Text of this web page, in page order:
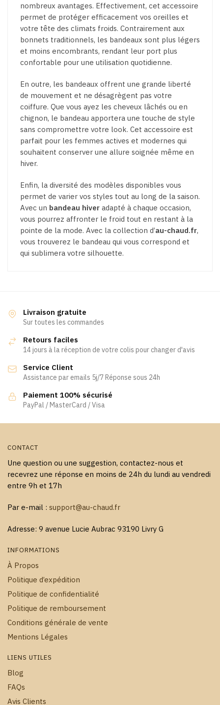
nombreux avantages. Effectivement, cet accessoire
permet de protéger efficacement vos oreilles et
votre tête des climats froids. Contrairement aux
bonnets traditionnels, les bandeaux sont plus légers
et moins encombrants, rendant leur port plus
confortable pour une utilisation quotidienne.
En outre, les bandeaux offrent une grande liberté
de mouvement et ne désagrègent pas votre
coiffure. Que vous ayez les cheveux lâchés ou en
chignon, le bandeau apportera une touche de style
sans compromettre votre look. Cet accessoire est
parfait pour les femmes actives et modernes qui
souhaitent conserver une allure soignée même en
hiver.
Enfin, la diversité des modèles disponibles vous
permet de varier vos styles tout au long de la saison.
Avec un bandeau hiver adapté à chaque occasion,
vous pourrez affronter le froid tout en restant à la
pointe de la mode. Avec la collection d’au-chaud.fr,
vous trouverez le bandeau qui vous correspond et
qui sublimera votre silhouette.
Livraison gratuite
Sur toutes les commandes
Retours faciles
14 jours à la réception de votre colis pour changer d'avis
Service Client
Assistance par emails 5j/7 Réponse sous 24h
Paiement 100% sécurisé
PayPal / MasterCard / Visa
CONTACT
Une question ou une suggestion, contactez-nous et
recevrez une réponse en moins de 24h du lundi au vendredi
entre 9h et 17h
Par e-mail : support@au-chaud.fr
Adresse: 9 avenue Lucie Aubrac 93190 Livry G
INFORMATIONS
À Propos
Politique d’expédition
Politique de confidentialité
Politique de remboursement
Conditions générale de vente
Mentions Légales
LIENS UTILES
Blog
FAQs
Avis Clients